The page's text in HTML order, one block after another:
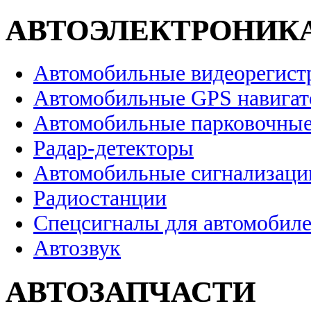
Автомобильные
Автомобильные GPS
Автомобильные
Радар-детекторы
Автомобильные
Радиостанции
Спецсигналы для
Автозвук
АВТОЗАПЧАСТИ